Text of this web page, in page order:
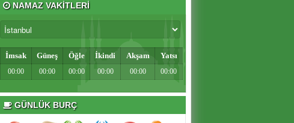
NAMAZ VAKİTLERİ
İmsak Güneş Öğle İkindi Akşam Yatsı
00:00 00:00 00:00 00:00 00:00 00:00
GÜNLÜK BURÇ